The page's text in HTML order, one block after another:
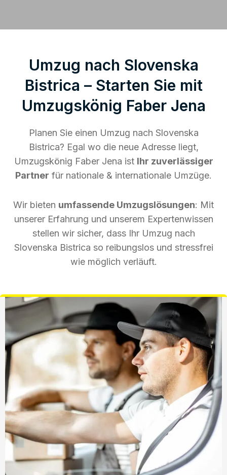
Umzug nach Slovenska
Bistrica – Starten Sie mit
Umzugskönig Faber Jena
Planen Sie einen Umzug nach Slovenska
Bistrica? Egal wo die neue Adresse liegt,
Umzugskönig Faber Jena ist Ihr zuverlässiger
Partner für nationale & internationale Umzüge.
Wir bieten umfassende Umzugslösungen: Mit
unserer Erfahrung und unserem Expertenwissen
stellen wir sicher, dass Ihr Umzug nach
Slovenska Bistrica so reibungslos und stressfrei
wie möglich verläuft.